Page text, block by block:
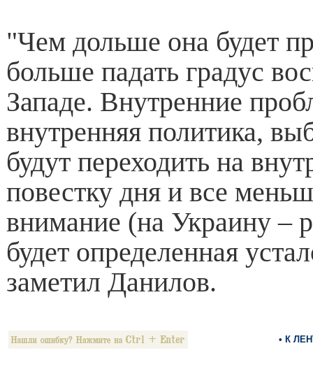
"Чем дольше она будет
больше падать градус
Западе. Внутренние
внутренняя политика,
будут переходить на
повестку дня и все
внимание (на Украину –
будет определенная
заметил Данилов.
• К